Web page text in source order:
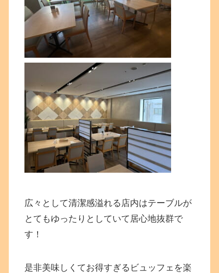
広々として清潔感溢れる店内はテーブルが
とてもゆったりとしていて居心地抜群で
す！
是非美味しくてお得すぎるビュッフェを楽